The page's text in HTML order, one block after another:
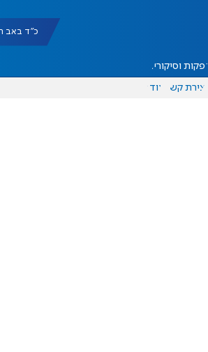
כ"ד באב תשפ"ו
הפקות וסיקורים
יצירת קשר עוד